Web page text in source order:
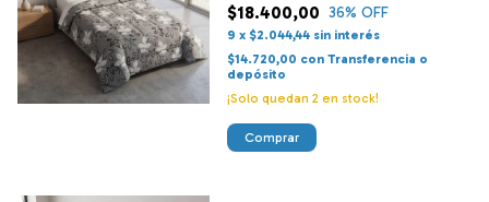
$18.400,00 36% OFF
9 x $2.044,44 sin interés
$14.720,00 con Transferencia o
depósito
¡Solo quedan 2 en stock!
Comprar